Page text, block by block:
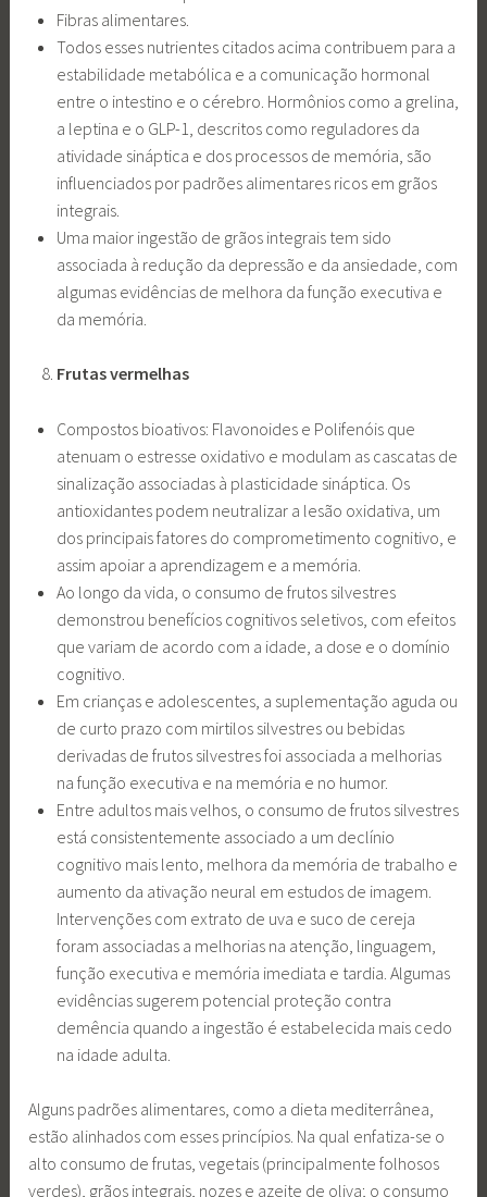
Fibras alimentares.
Todos esses nutrientes citados acima contribuem para a
estabilidade metabólica e a comunicação hormonal
entre o intestino e o cérebro. Hormônios como a grelina,
a leptina e o GLP-1, descritos como reguladores da
atividade sináptica e dos processos de memória, são
influenciados por padrões alimentares ricos em grãos
integrais.
Uma maior ingestão de grãos integrais tem sido
associada à redução da depressão e da ansiedade, com
algumas evidências de melhora da função executiva e
da memória.
Frutas vermelhas
Compostos bioativos: Flavonoides e Polifenóis que
atenuam o estresse oxidativo e modulam as cascatas de
sinalização associadas à plasticidade sináptica. Os
antioxidantes podem neutralizar a lesão oxidativa, um
dos principais fatores do comprometimento cognitivo, e
assim apoiar a aprendizagem e a memória.
Ao longo da vida, o consumo de frutos silvestres
demonstrou benefícios cognitivos seletivos, com efeitos
que variam de acordo com a idade, a dose e o domínio
cognitivo.
Em crianças e adolescentes, a suplementação aguda ou
de curto prazo com mirtilos silvestres ou bebidas
derivadas de frutos silvestres foi associada a melhorias
na função executiva e na memória e no humor.
Entre adultos mais velhos, o consumo de frutos silvestres
está consistentemente associado a um declínio
cognitivo mais lento, melhora da memória de trabalho e
aumento da ativação neural em estudos de imagem.
Intervenções com extrato de uva e suco de cereja
foram associadas a melhorias na atenção, linguagem,
função executiva e memória imediata e tardia. Algumas
evidências sugerem potencial proteção contra
demência quando a ingestão é estabelecida mais cedo
na idade adulta.
Alguns padrões alimentares, como a dieta mediterrânea,
estão alinhados com esses princípios. Na qual enfatiza-se o
alto consumo de frutas, vegetais (principalmente folhosos
verdes), grãos integrais, nozes e azeite de oliva; o consumo